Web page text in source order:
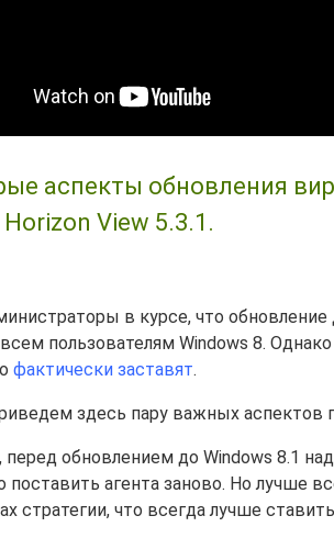
аспекты обновления
View 5.3.1.
в курсе, что
пользователям Windows 8.
фактически заставят.
здесь пару важных аспектов
обновлением до Windows 8.1
поставить агента заново. Но лучше
стратегии, что всегда лучше